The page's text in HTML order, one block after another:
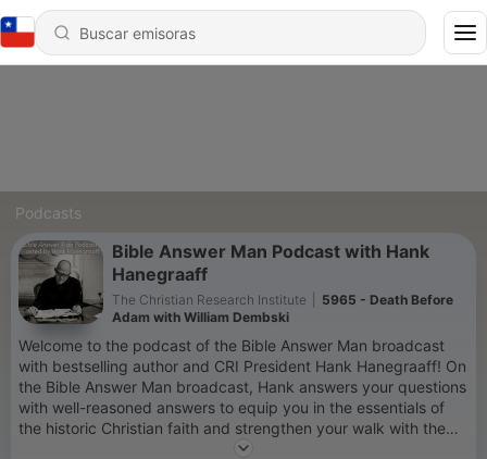
Podcasts
Bible Answer Man Podcast with Hank
Hanegraaff
The Christian Research Institute
5965 - Death Before
Adam with William Dembski
Welcome to the podcast of the Bible Answer Man broadcast
with bestselling author and CRI President Hank Hanegraaff! On
the Bible Answer Man broadcast, Hank answers your questions
with well-reasoned answers to equip you in the essentials of
the historic Christian faith and strengthen your walk with the
Lord. When it comes to the essentials of Christianity, there